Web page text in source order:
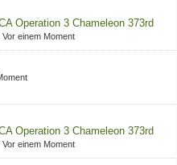
Operation 3 Chameleon 373rd
Vor einem Moment
Operation 3 Chameleon 373rd
Vor einem Moment